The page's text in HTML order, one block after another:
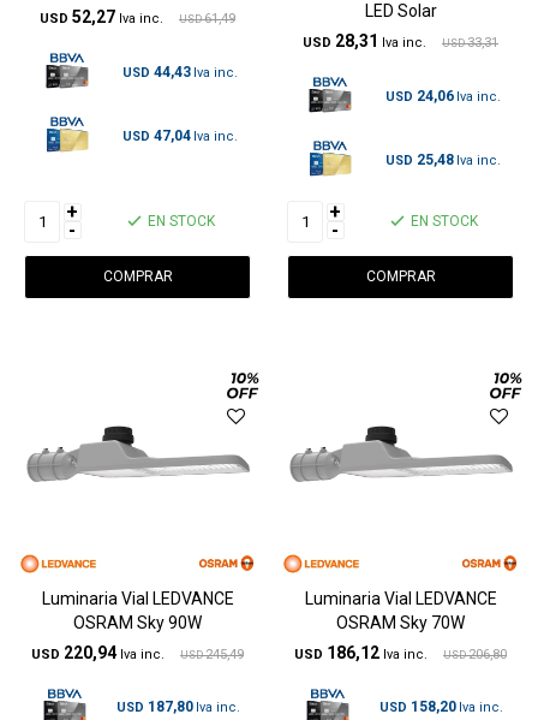
USD 52,27 USD 61,49
USD 44,43
USD 47,04
+
- EN STOCK
LED Solar
USD 28,31 USD 33,31
USD 24,06
USD 25,48
+
- EN STOCK
Luminaria Vial LEDVANCE
OSRAM Sky 90W
USD 220,94 USD 245,49
USD 187,80
Luminaria Vial LEDVANCE
OSRAM Sky 70W
USD 186,12 USD 206,80
USD 158,20